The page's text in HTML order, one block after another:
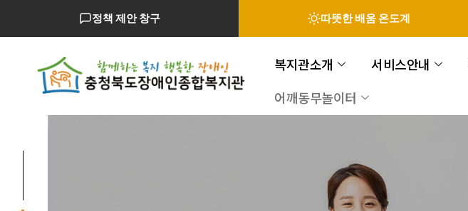
정책 제안 창구 따뜻한 배움 온도계
복지관소개 서비스안내
어깨동무놀이터